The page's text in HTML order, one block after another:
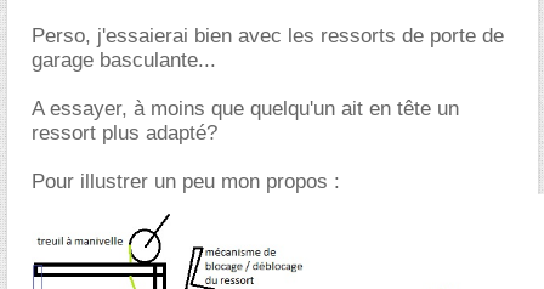
Perso, j'essaierai bien avec les ressorts de porte de
garage basculante...
A essayer, à moins que quelqu'un ait en tête un
ressort plus adapté?
Pour illustrer un peu mon propos :